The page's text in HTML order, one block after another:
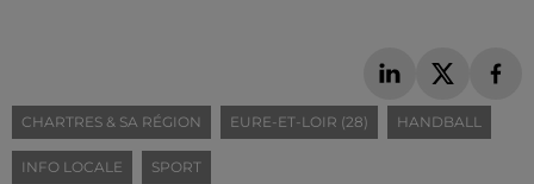
CHARTRES & SA RÉGION EURE-ET-LOIR (28) HANDBALL
INFO LOCALE SPORT